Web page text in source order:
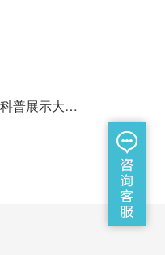
沈陽(yáng)市首屆 “安康諾盾” 杯青少年消防安全科普展示大會(huì)圓滿落幕